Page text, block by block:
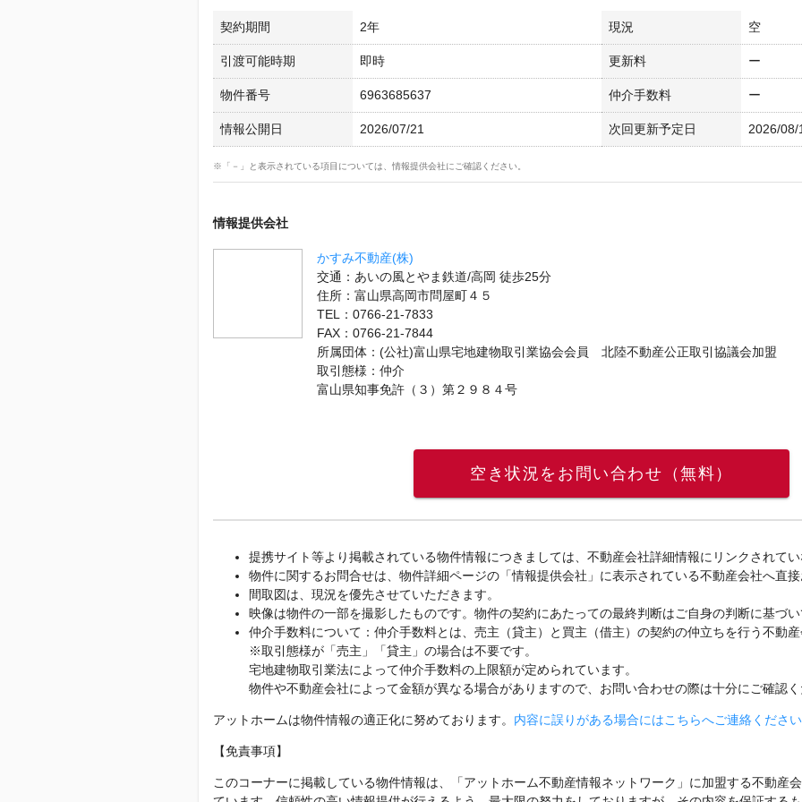
契約期間 2年 現況 空
引渡可能時期 即時 更新料 ー
物件番号 6963685637 仲介手数料 ー
情報公開日 2026/07/21 次回更新予定日 2026/08/
※「－」と表示されている項目については、情報提供会社にご確認ください。
情報提供会社
かすみ不動産(株)
交通：あいの風とやま鉄道/高岡 徒歩25分
住所：富山県高岡市問屋町４５
TEL：0766-21-7833
FAX：0766-21-7844
所属団体：(公社)富山県宅地建物取引業協会会員 北陸不動産公正取引協議会加盟
取引態様：仲介
富山県知事免許（３）第２９８４号
空き状況をお問い合わせ（無料）
提携サイト等より掲載されている物件情報につきましては、不動産会社詳細情報にリンクされて
物件に関するお問合せは、物件詳細ページの「情報提供会社」に表示されている不動産会社へ直
間取図は、現況を優先させていただきます。
映像は物件の一部を撮影したものです。物件の契約にあたっての最終判断はご自身の判断に基づ
仲介手数料について：仲介手数料とは、売主（貸主）と買主（借主）の契約の仲立ちを行う不動
※取引態様が「売主」「貸主」の場合は不要です。
宅地建物取引業法によって仲介手数料の上限額が定められています。
物件や不動産会社によって金額が異なる場合がありますので、お問い合わせの際は十分にご確認
アットホームは物件情報の適正化に努めております。 内容に誤りがある場合にはこちらへご連絡くださ
【免責事項】
このコーナーに掲載している物件情報は、「アットホーム不動産情報ネットワーク」に加盟する不動産